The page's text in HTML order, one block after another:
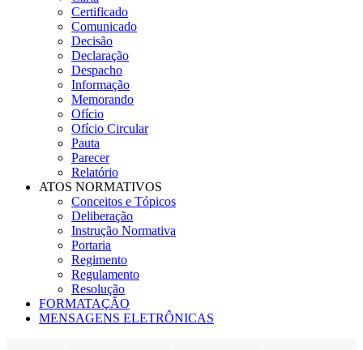
Certificado
Comunicado
Decisão
Declaração
Despacho
Informação
Memorando
Ofício
Ofício Circular
Pauta
Parecer
Relatório
ATOS NORMATIVOS
Conceitos e Tópicos
Deliberação
Instrução Normativa
Portaria
Regimento
Regulamento
Resolução
FORMATAÇÃO
MENSAGENS ELETRÔNICAS